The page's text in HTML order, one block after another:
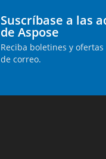
Suscríbase a las
de Aspose
Reciba boletines y
de correo.